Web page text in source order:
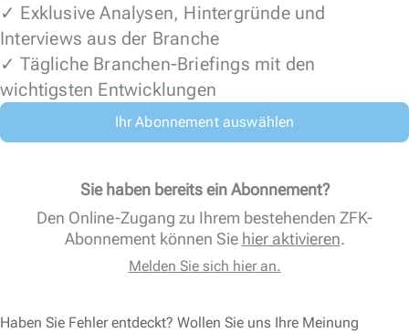
✓ Exklusive Analysen, Hintergründe und
Interviews aus der Branche
✓ Tägliche Branchen-Briefings mit den
wichtigsten Entwicklungen
Ihr Abonnement auswählen
Sie haben bereits ein Abonnement?
Den Online-Zugang zu Ihrem bestehenden ZFK-
Abonnement können Sie hier aktivieren.
Melden Sie sich hier an.
Haben Sie Fehler entdeckt? Wollen Sie uns Ihre Meinung